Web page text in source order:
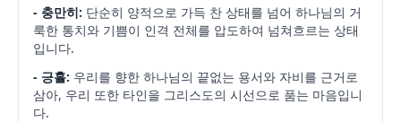
- 충만히: 단순히 양적으로 가득 찬 상태를 넘어 하나님의 거
룩한 통치와 기쁨이 인격 전체를 압도하여 넘쳐흐르는 상태
입니다.
- 긍휼: 우리를 향한 하나님의 끝없는 용서와 자비를 근거로
삼아, 우리 또한 타인을 그리스도의 시선으로 품는 마음입니
다.